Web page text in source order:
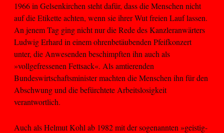
1966 in Gelsenkirchen steht dafür, dass die Menschen nicht
auf die Etikette achten, wenn sie ihrer Wut freien Lauf lassen.
An jenem Tag ging nicht nur die Rede des Kanzleranwärters
Ludwig Erhard in einem ohrenbetäubenden Pfeifkonzert
unter, die Anwesenden beschimpften ihn auch als
»vollgefressenen Fettsack«. Als amtierenden
Bundeswirtschaftsminister machten die Menschen ihn für den
Abschwung und die befürchtete Arbeitslosigkeit
verantwortlich.
Auch als Helmut Kohl ab 1982 mit der sogenannten »geistig-